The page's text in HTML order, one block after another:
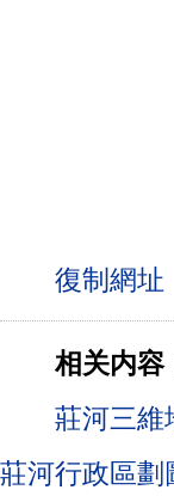
相关内容
莊河三維
莊河行政區劃